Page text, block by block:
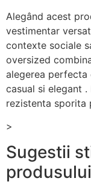
Alegând acest
vestimentar
contexte sociale
oversized
alegerea perfecta
casual si elegant
rezistenta sporita
>
Sugestii